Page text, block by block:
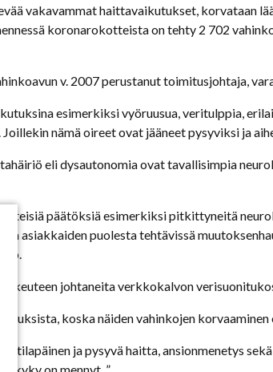
vakavammat haittavaikutukset, korvataan
koronarokotteista on tehty 2 702
v. 2007 perustanut toimitusjohtaja,
esimerkiksi vyöruusua, veritulppia,
nämä oireet ovat jääneet pysyviksi ja
eli dysautonomia ovat tavallisimpia
päätöksiä esimerkiksi pitkittyneitä
asiakkaiden puolesta tehtävissä
johtaneita verkkokalvon
koska näiden vahinkojen korvaaminen
tilapäinen ja pysyvä haitta, ansionmenetys
on mennyt. ”